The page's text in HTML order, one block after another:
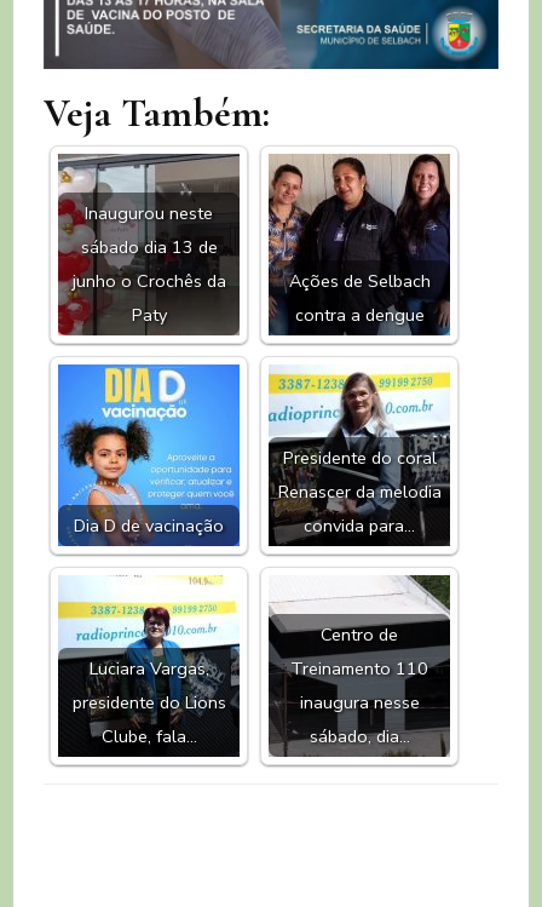
Veja Também:
Inaugurou neste
sábado dia 13 de
junho o Crochês da
Paty
Ações de Selbach
contra a dengue
Dia D de vacinação
Presidente do coral
Renascer da melodia
convida para…
Luciara Vargas,
presidente do Lions
Clube, fala…
Centro de
Treinamento 110
inaugura nesse
sábado, dia…